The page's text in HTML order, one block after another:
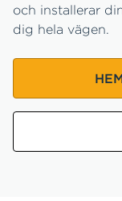
och installerar
dig hela vägen.